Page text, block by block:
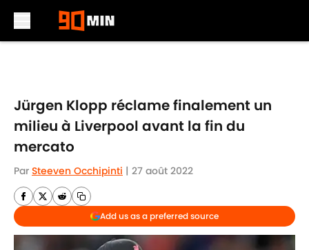
Jürgen Klopp réclame finalement un
milieu à Liverpool avant la fin du
mercato
Par Steeven Occhipinti | 27 août 2022
Add us as a preferred source